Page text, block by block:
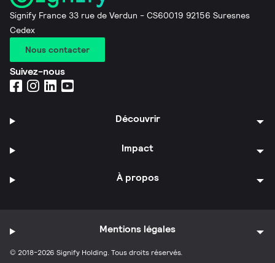
Signify France 33 rue de Verdun - CS60019 92156 Suresnes
Cedex
Nous contacter
Suivez-nous
Découvrir
Impact
À propos
© 2018-2026 Signify Holding. Tous droits réservés.
Mentions légales